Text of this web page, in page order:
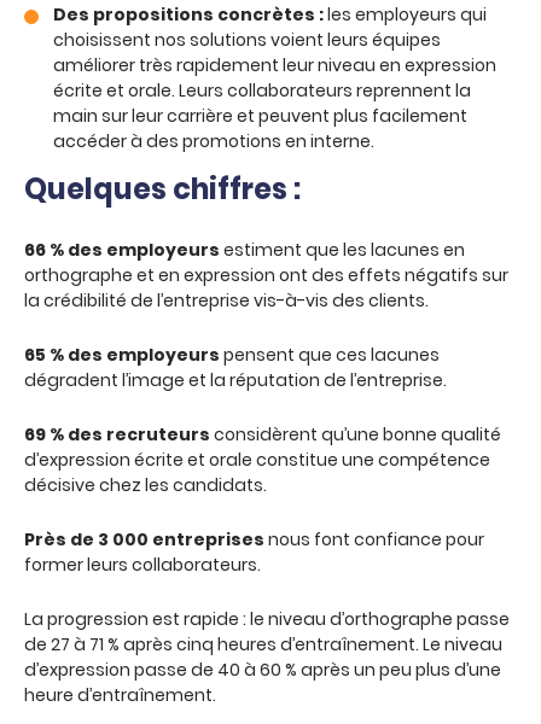
Des propositions concrètes :les employeurs qui
choisissent nos solutions voient leurs équipes
améliorer très rapidement leur niveau en expression
écrite et orale. Leurs collaborateurs reprennent la
main sur leur carrière et peuvent plus facilement
accéder à des promotions en interne.
Quelques chiffres :
66 % des employeurs estiment que les lacunes en
orthographe et en expression ont des effets négatifs sur
la crédibilité de l’entreprise vis-à-vis des clients.
65 % des employeurs pensent que ces lacunes
dégradent l’image et la réputation de l’entreprise.
69 % des recruteurs considèrent qu’une bonne qualité
d’expression écrite et orale constitue une compétence
décisive chez les candidats.
Près de 3 000 entreprises nous font confiance pour
former leurs collaborateurs.
La progression est rapide : le niveau d’orthographe passe
de 27 à 71 % après cinq heures d’entraînement. Le niveau
d’expression passe de 40 à 60 % après un peu plus d’une
heure d’entraînement.